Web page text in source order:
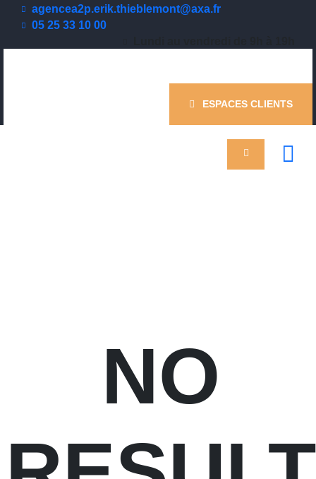
agencea2p.erik.thieblemont@axa.fr
05 25 33 10 00
ESPACES CLIENTS
CABINET
ACCUEIL
QUI
NOUS ?
NO